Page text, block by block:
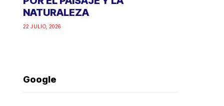
NATURALEZA
22 JULIO, 2026
Google